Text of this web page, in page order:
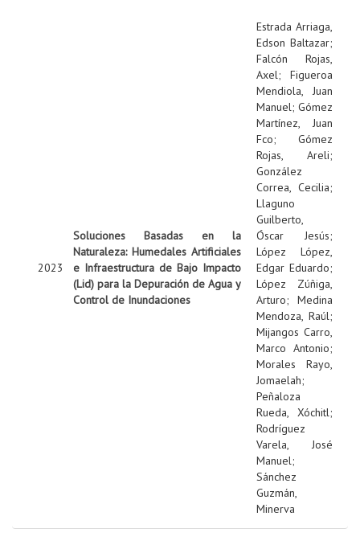
2023
Soluciones Basadas en la
Naturaleza: Humedales Artificiales
e Infraestructura de Bajo Impacto
(Lid) para la Depuración de Agua y
Control de Inundaciones
Estrada Arriaga,
Edson Baltazar;
Falcón Rojas,
Axel; Figueroa
Mendiola, Juan
Manuel; Gómez
Martínez, Juan
Fco; Gómez
Rojas, Areli;
González
Correa, Cecilia;
Llaguno
Guilberto,
Óscar Jesús;
López López,
Edgar Eduardo;
López Zúñiga,
Arturo; Medina
Mendoza, Raúl;
Mijangos Carro,
Marco Antonio;
Morales Rayo,
Jomaelah;
Peñaloza
Rueda, Xóchitl;
Rodríguez
Varela, José
Manuel;
Sánchez
Guzmán,
Minerva